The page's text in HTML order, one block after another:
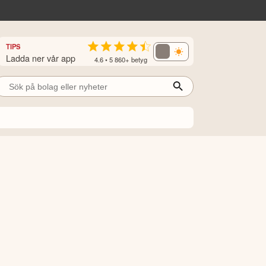
TIPS
Ladda ner vår app 4.6 • 5 860+ betyg